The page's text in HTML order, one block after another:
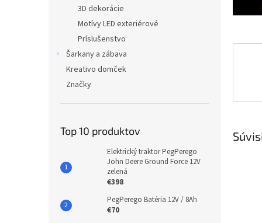
3D dekorácie
Motívy LED exteriérové
Príslušenstvo
Šarkany a zábava
Kreativo domček
Značky
Top 10 produktov
Elektrický traktor PegPerego
John Deere Ground Force 12V
zelená
€398
PegPerego Batéria 12V / 8Ah
€70